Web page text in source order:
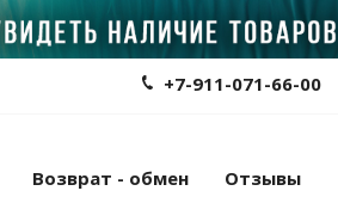
+7-911-071-66-00
Возврат - обмен Отзывы